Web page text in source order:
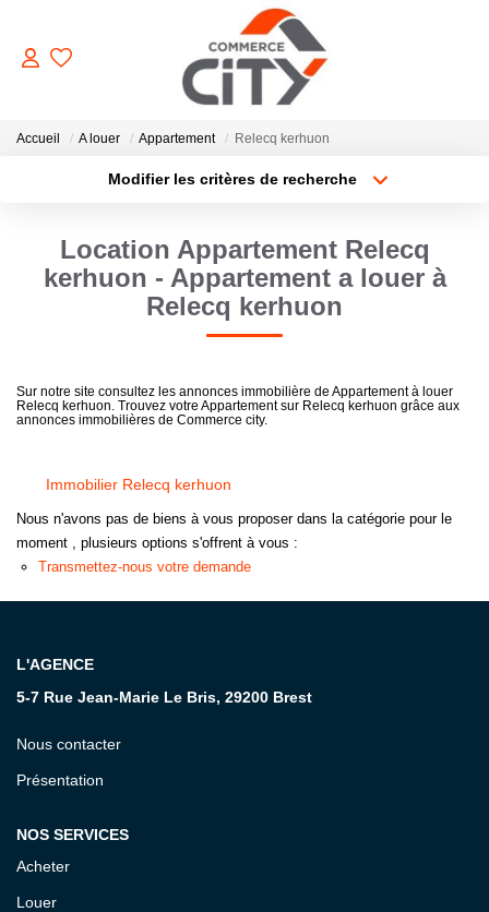
ACHETER
LOUER
ESTIMER
GERER
CONTACT
Accueil A louer Appartement Relecq kerhuon
Modifier les critères de recherche
Sélectionnez...
Type de bien
Surface min
Location Appartement Relecq
kerhuon - Appartement a louer à
Relecq kerhuon
Sur notre site consultez les annonces immobilière de Appartement à louer
Relecq kerhuon. Trouvez votre Appartement sur Relecq kerhuon grâce aux
annonces immobilières de Commerce city.
Immobilier Relecq kerhuon
Nous n'avons pas de biens à vous proposer dans la catégorie pour le
moment , plusieurs options s'offrent à vous :
Transmettez-nous votre demande
L'AGENCE
5-7 Rue Jean-Marie Le Bris, 29200 Brest
Nous contacter
Présentation
NOS SERVICES
Acheter
Louer